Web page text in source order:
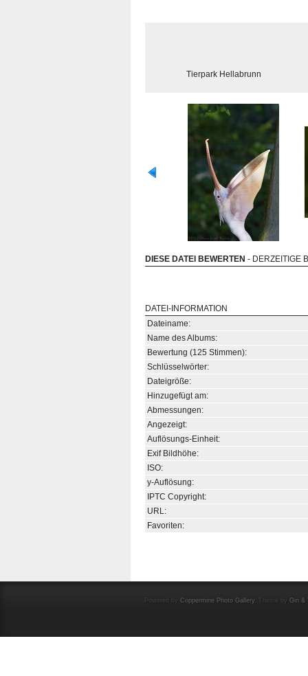
Tierpark Hellabrunn
DIESE DATEI BEWERTEN - DERZEITIGE
DATEI-INFORMATION
Dateiname:
Name des Albums:
Bewertung (125 Stimmen):
Schlüsselwörter:
Dateigröße:
Hinzugefügt am:
Abmessungen:
Angezeigt:
Auflösungs-Einheit:
Exif Bildhöhe:
ISO:
y-Auflösung:
IPTC Copyright:
URL:
Favoriten:
Powered by Coppermine Photo Gallery. Theme by Gin &